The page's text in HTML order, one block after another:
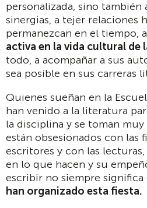
personalizada, sino
sinergias, a tejer relaciones
permanezcan en el tiempo, a
activa en la vida cultural de
todo, a acompañar a sus
sea posible en sus carreras
Quienes sueñan en la
han venido a la literatura
la disciplina y se toman
están obsesionados con las
escritores y con las
en lo que hacen y su
escribir no siempre significa
han organizado esta fiesta.